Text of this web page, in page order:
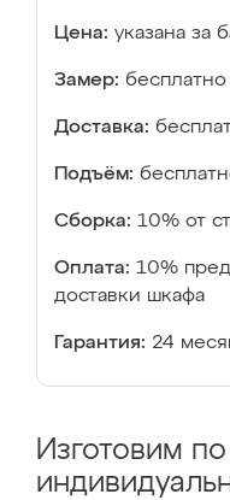
Цена: указана за
Замер: бесплатно
Доставка:
Подъём:
Сборка: 10% от
Оплата: 10%
доставки шкафа
Гарантия: 24
Изготовим по